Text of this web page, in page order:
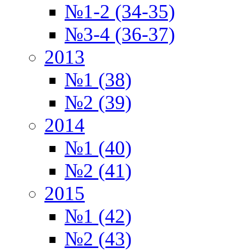
№1-2 (34-35)
№3-4 (36-37)
2013
№1 (38)
№2 (39)
2014
№1 (40)
№2 (41)
2015
№1 (42)
№2 (43)